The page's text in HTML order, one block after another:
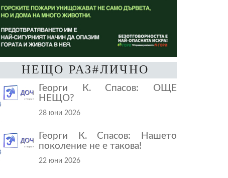
НЕЩО РАЗ#ЛИЧНО
Георги К. Спасов: ОЩЕ
НЕЩО?
28 юни 2026
Георги К. Спасов: Нашето
поколение не е такова!
22 юни 2026